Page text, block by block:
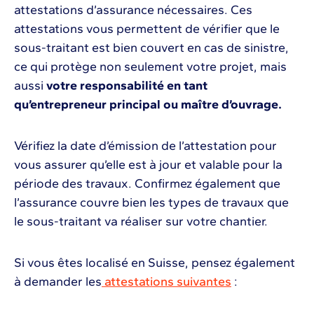
attestations d’assurance nécessaires. Ces
attestations vous permettent de vérifier que le
sous-traitant est bien couvert en cas de sinistre,
ce qui protège non seulement votre projet, mais
aussi votre responsabilité en tant
qu’entrepreneur principal ou maître d’ouvrage.
Vérifiez la date d’émission de l’attestation pour
vous assurer qu’elle est à jour et valable pour la
période des travaux. Confirmez également que
l’assurance couvre bien les types de travaux que
le sous-traitant va réaliser sur votre chantier.
Si vous êtes localisé en Suisse, pensez également
à demander les attestations suivantes :